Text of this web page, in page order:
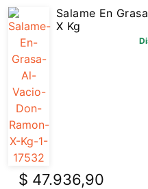
Salame En
X Kg
$ 47.936,90